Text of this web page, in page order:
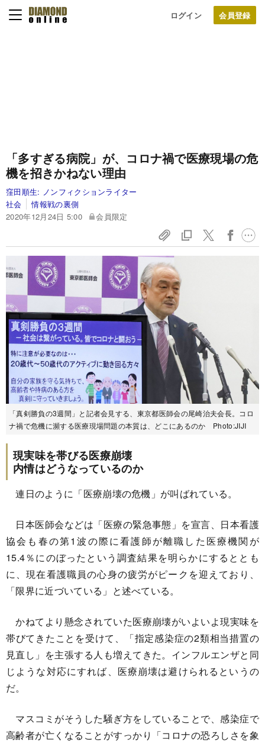
ログイン
「多すぎる病院」が、コロナ禍で医療現場の危
機を招きかねない理由
窪田順生: ノンフィクションライター
社会
情報戦の裏側
2020年12月24日 5:00
会員限定
「真剣勝負の3週間」と記者会見する、東京都医師会の尾崎治夫会長。コロ
ナ禍で危機に瀕する医療現場問題の本質は、どこにあるのか Photo:JIJI
現実味を帯びる医療崩壊
内情はどうなっているのか
連日のように「医療崩壊の危機」が叫ばれている。
日本医師会などは「医療の緊急事態」を宣言、日本看護
協会も春の第1波の際に看護師が離職した医療機関が
15.4％にのぼったという調査結果を明らかにするととも
に、現在看護職員の心身の疲労がピークを迎えており、
「限界に近づいている」と述べている。
かねてより懸念されていた医療崩壊がいよいよ現実味を
帯びてきたことを受けて、「指定感染症の2類相当措置の
見直し」を主張する人も増えてきた。インフルエンザと同
じような対応にすれば、医療崩壊は避けられるというの
だ。
マスコミがそうした騒ぎ方をしていることで、感染症で
高齢者が亡くなることがすっかり「コロナの恐ろしさを象